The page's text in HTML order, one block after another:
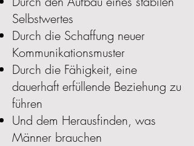
Selbstwertes
Durch die Schaffung neuer
Kommunikationsmuster
Durch die Fähigkeit, eine
dauerhaft erfüllende Beziehung zu
führen
Und dem Herausfinden, was
Männer brauchen